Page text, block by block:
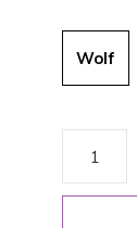
Wolf